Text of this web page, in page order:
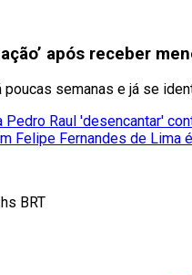
após receber
poucas semanas e já se
Raul 'desencantar'
Felipe Fernandes de Lima
BRT